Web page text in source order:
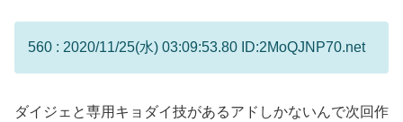
560 : 2020/11/25(水) 03:09:53.80 ID:2MoQJNP70.net
ダイジェと専用キョダイ技があるアドしかないんで次回作